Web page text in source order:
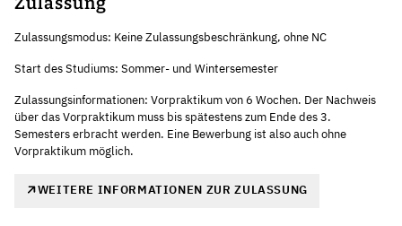
Zulassungsmodus: Keine Zulassungsbeschränkung, ohne NC
Start des Studiums: Sommer- und Wintersemester
Zulassungsinformationen: Vorpraktikum von 6 Wochen. Der Nachweis
über das Vorpraktikum muss bis spätestens zum Ende des 3.
Semesters erbracht werden. Eine Bewerbung ist also auch ohne
Vorpraktikum möglich.
WEITERE INFORMATIONEN ZUR ZULASSUNG